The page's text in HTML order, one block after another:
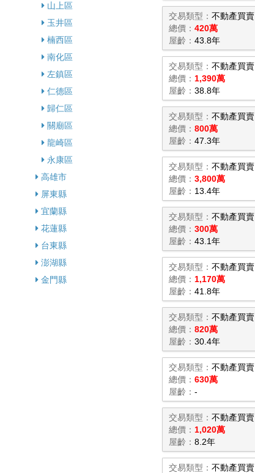
山上區
玉井區
楠西區
南化區
左鎮區
仁德區
歸仁區
關廟區
龍崎區
永康區
高雄市
屏東縣
宜蘭縣
花蓮縣
台東縣
澎湖縣
金門縣
交易類型：不動產買賣
總價：420萬
屋齡：43.8年
交易類型：不動產買賣
總價： 1,390萬
屋齡：38.8年
交易類型：不動產買賣
總價：800萬
屋齡：47.3年
交易類型：不動產買賣
總價：3,800萬
屋齡： 13.4年
交易類型：不動產買賣
總價：300萬
屋齡：43.1年
交易類型：不動產買賣
總價： 1,170萬
屋齡：41.8年
交易類型：不動產買賣
總價：820萬
屋齡：30.4年
交易類型：不動產買賣
總價：630萬
屋齡：-
交易類型：不動產買賣
總價： 1,020萬
屋齡：8.2年
交易類型：不動產買賣